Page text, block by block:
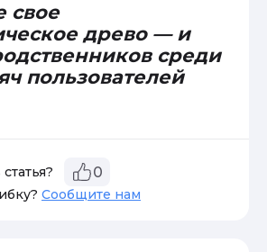
свое
древо — и
среди
пользователей
0
Сообщите нам